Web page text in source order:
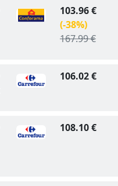
103.96 €
(-38%)
167.99 €
106.02 €
108.10 €